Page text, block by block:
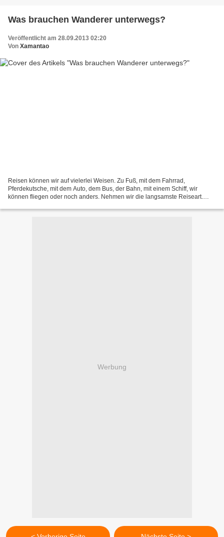
Was brauchen Wanderer unterwegs?
Veröffentlicht am 28.09.2013 02:20
Von Xamantao
Reisen können wir auf vielerlei Weisen. Zu Fuß, mit dem Fahrrad,
Pferdekutsche, mit dem Auto, dem Bus, der Bahn, mit einem Schiff, wir
können fliegen oder noch anders. Nehmen wir die langsamste Reiseart.
Werbung